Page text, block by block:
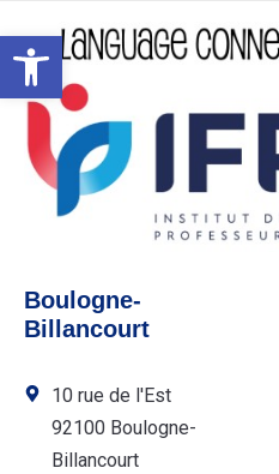
Ouvrir la barre d’outils
Boulogne-
Billancourt
10 rue de l'Est
92100 Boulogne-
Billancourt